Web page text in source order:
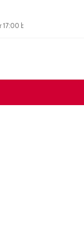
Voor 17:00 besteld zelfde